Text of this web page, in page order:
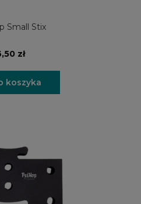
Small Stix
zł
koszyka